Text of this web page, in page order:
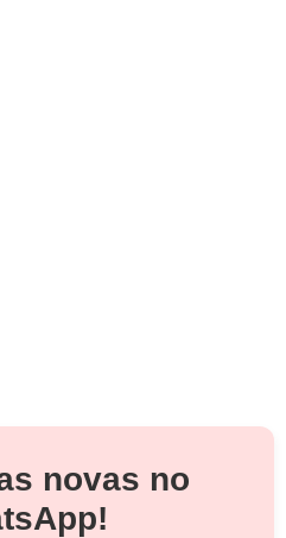
novas no